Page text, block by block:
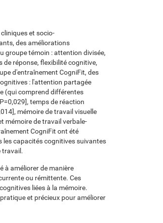
et socio-
des améliorations
groupe témoin : attention divisée,
réponse, flexibilité cognitive,
d'entraînement CogniFit, des
: l'attention partagée
(qui comprend différentes
temps de réaction
mémoire de travail visuelle
mémoire de travail verbale-
CogniFit ont été
les capacités cognitives suivantes
travail.
à améliorer de manière
ou rémittente. Ces
liées à la mémoire.
et précieux pour améliorer